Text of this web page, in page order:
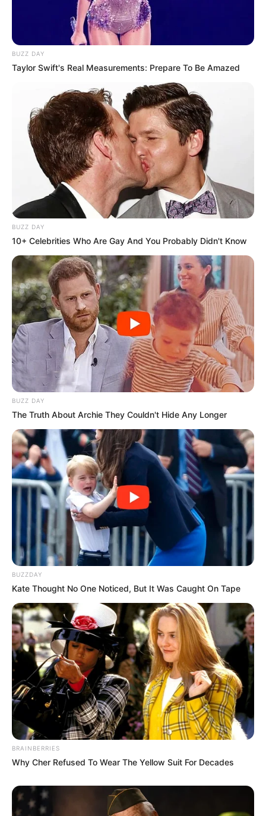
BUZZ DAY
Taylor Swift's Real Measurements: Prepare To Be Amazed
BUZZ DAY
10+ Celebrities Who Are Gay And You Probably Didn't Know
BUZZ DAY
The Truth About Archie They Couldn't Hide Any Longer
BUZZDAY
Kate Thought No One Noticed, But It Was Caught On Tape
BRAINBERRIES
Why Cher Refused To Wear The Yellow Suit For Decades